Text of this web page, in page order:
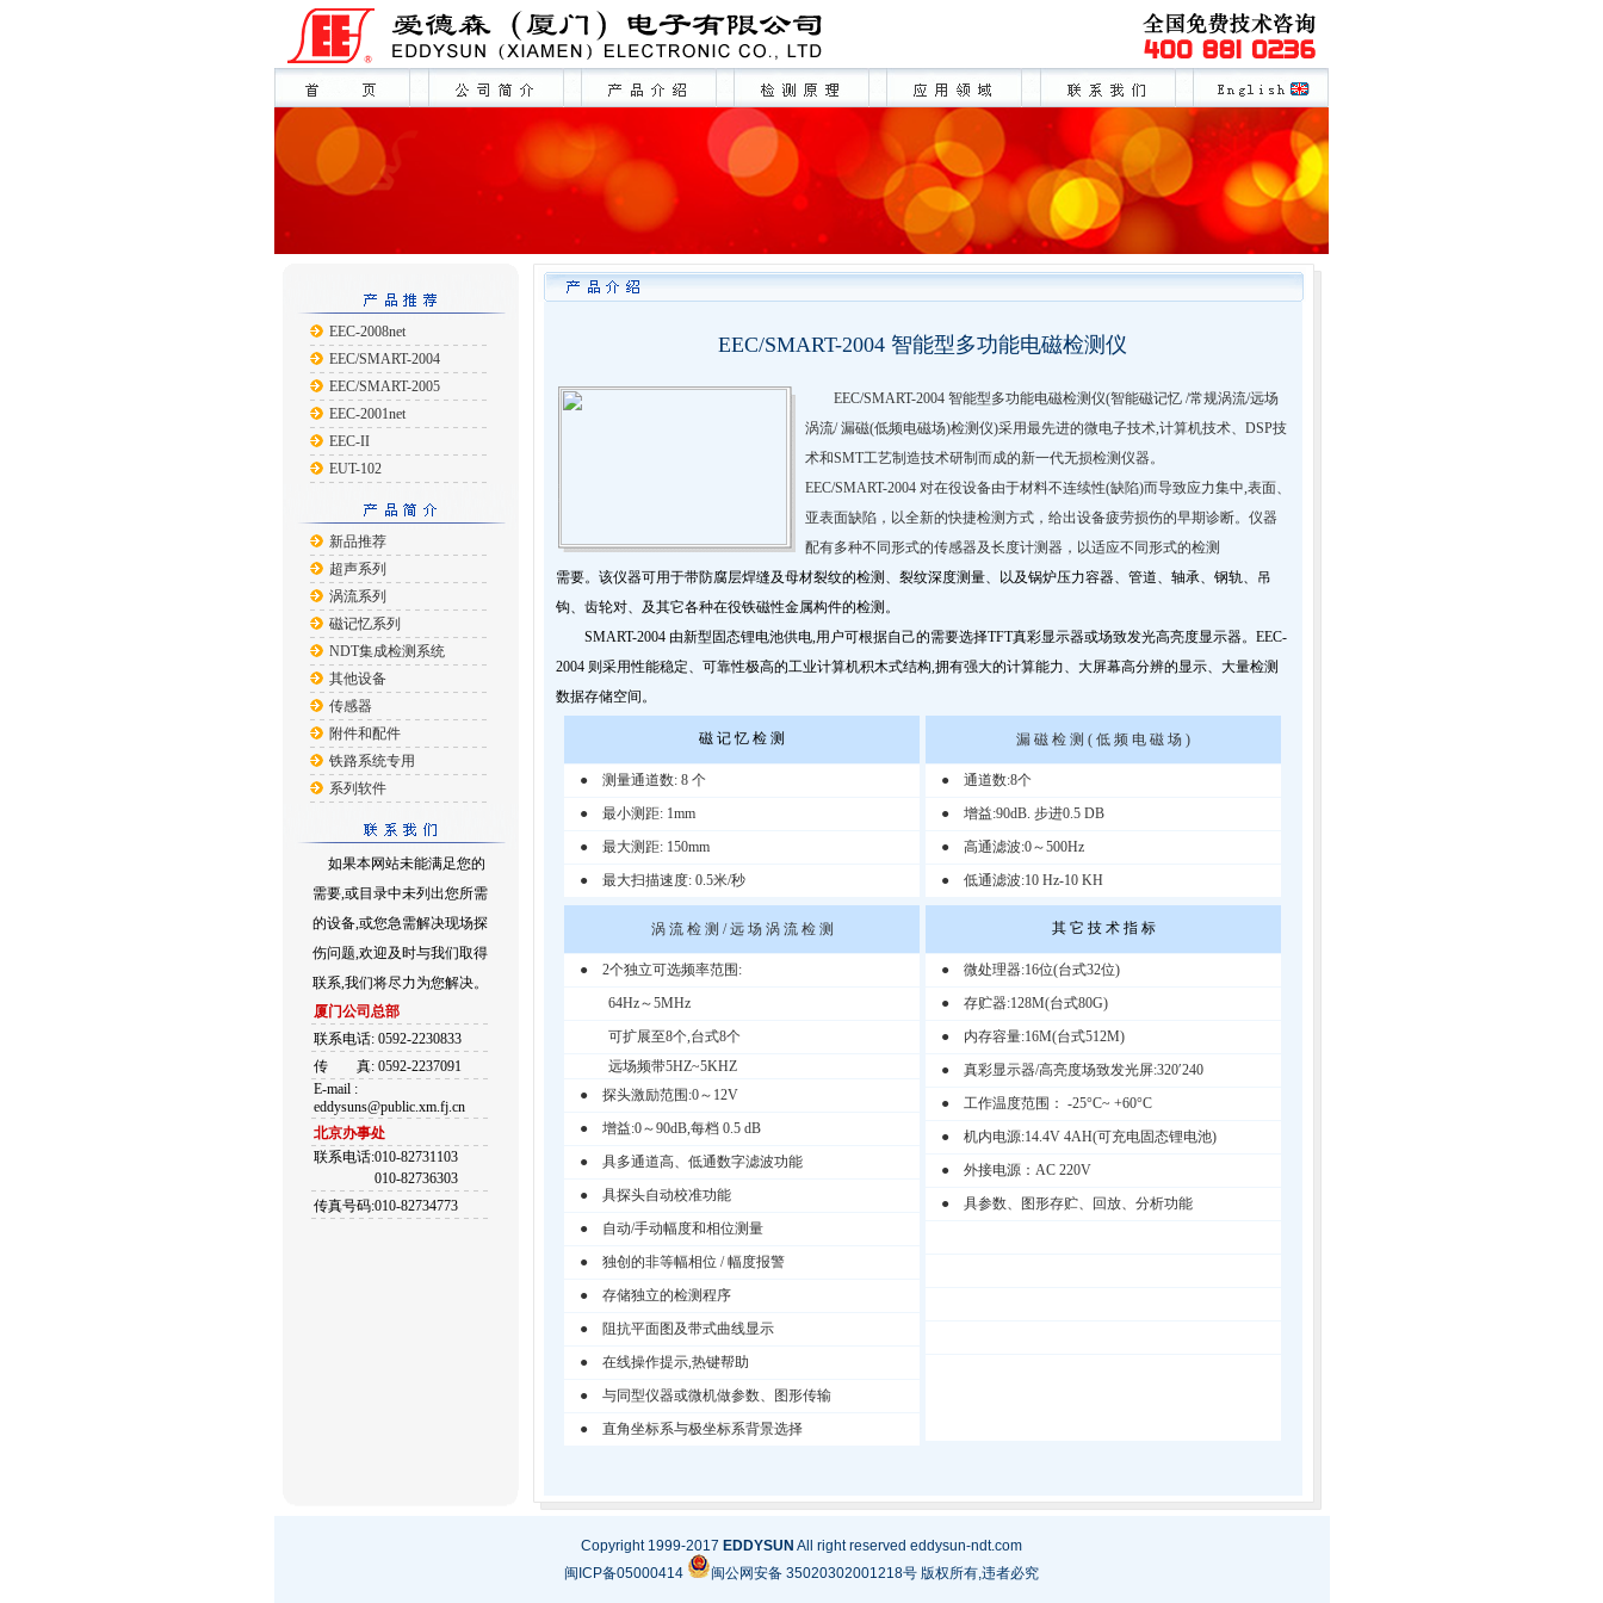
EEC-2008net
EEC/SMART-2004
EEC/SMART-2005
EEC-2001net
EEC-II
EUT-102
新品推荐
超声系列
涡流系列
磁记忆系列
NDT集成检测系统
其他设备
传感器
附件和配件
铁路系统专用
系列软件
如果本网站未能满足您的
需要,或目录中未列出您所需
的设备,或您急需解决现场探
伤问题,欢迎及时与我们取得
联系,我们将尽力为您解决。
厦门公司总部
联系电话: 0592-2230833
传
真: 0592-2237091
E-mail :
eddysuns@public.xm.fj.cn
北京办事处
联系电话:010-82731103
010-82736303
传真号码:010-82734773
EEC/SMART-2004 智能型多功能电磁检测仪
EEC/SMART-2004 智能型多功能电磁检测仪(智能磁记忆 /常规涡流/远场
涡流/ 漏磁(低频电磁场)检测仪)采用最先进的微电子技术,计算机技术、DSP技
术和SMT工艺制造技术研制而成的新一代无损检测仪器。
EEC/SMART-2004 对在役设备由于材料不连续性(缺陷)而导致应力集中,表面、
亚表面缺陷，以全新的快捷检测方式，给出设备疲劳损伤的早期诊断。仪器
配有多种不同形式的传感器及长度计测器，以适应不同形式的检测
需要。该仪器可用于带防腐层焊缝及母材裂纹的检测、裂纹深度测量、以及锅炉压力容器、管道、轴承、钢轨、吊
钩、齿轮对、及其它各种在役铁磁性金属构件的检测。
SMART-2004 由新型固态锂电池供电,用户可根据自己的需要选择TFT真彩显示器或场致发光高亮度显示器。EEC-
2004 则采用性能稳定、可靠性极高的工业计算机积木式结构,拥有强大的计算能力、大屏幕高分辨的显示、大量检测
数据存储空间。
磁 记 忆 检 测
● 测量通道数: 8 个
● 最小测距: 1mm
● 最大测距: 150mm
● 最大扫描速度: 0.5米/秒
漏 磁 检 测 ( 低 频 电 磁 场 )
● 通道数:8个
● 增益:90dB. 步进0.5 DB
● 高通滤波:0～500Hz
● 低通滤波:10 Hz-10 KH
涡 流 检 测 / 远 场 涡 流 检 测
● 2个独立可选频率范围:
64Hz～5MHz
可扩展至8个,台式8个
远场频带5HZ~5KHZ
● 探头激励范围:0～12V
● 增益:0～90dB,每档 0.5 dB
● 具多通道高、低通数字滤波功能
● 具探头自动校准功能
● 自动/手动幅度和相位测量
● 独创的非等幅相位 / 幅度报警
● 存储独立的检测程序
● 阻抗平面图及带式曲线显示
● 在线操作提示,热键帮助
● 与同型仪器或微机做参数、图形传输
● 直角坐标系与极坐标系背景选择
其 它 技 术 指 标
● 微处理器:16位(台式32位)
● 存贮器:128M(台式80G)
● 内存容量:16M(台式512M)
● 真彩显示器/高亮度场致发光屏:320′240
● 工作温度范围： -25°C~ +60°C
● 机内电源:14.4V 4AH(可充电固态锂电池)
● 外接电源：AC 220V
● 具参数、图形存贮、回放、分析功能
Copyright 1999-2017 EDDYSUN All right reserved eddysun-ndt.com
闽ICP备05000414
闽公网安备 35020302001218号 版权所有,违者必究